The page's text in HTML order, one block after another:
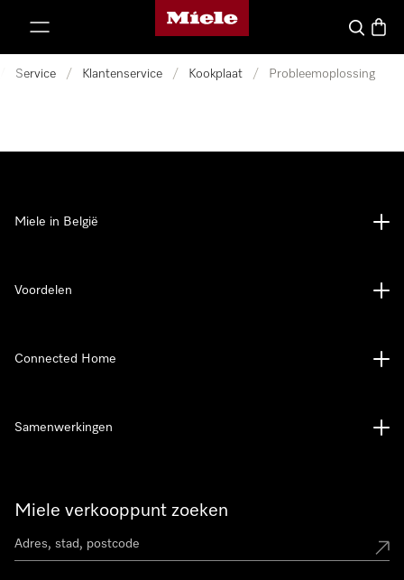
Miele homepage
Wat zoek
Service / Klantenservice / Kookplaat / Probleemoplossing
Miele verkooppunt zoeken
Miele in België
Voordelen
Connected Home
Samenwerkingen